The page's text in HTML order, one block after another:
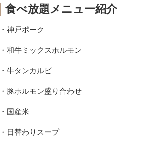
食べ放題メニュー紹介
・神戸ポーク
・和牛ミックスホルモン
・牛タンカルビ
・豚ホルモン盛り合わせ
・国産米
・日替わりスープ